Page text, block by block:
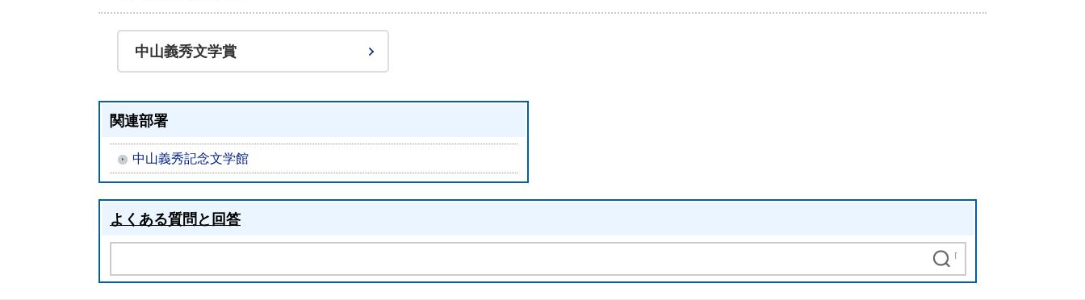
中山義秀文学賞
関連部署
中山義秀記念文学館
よくある質問と回答